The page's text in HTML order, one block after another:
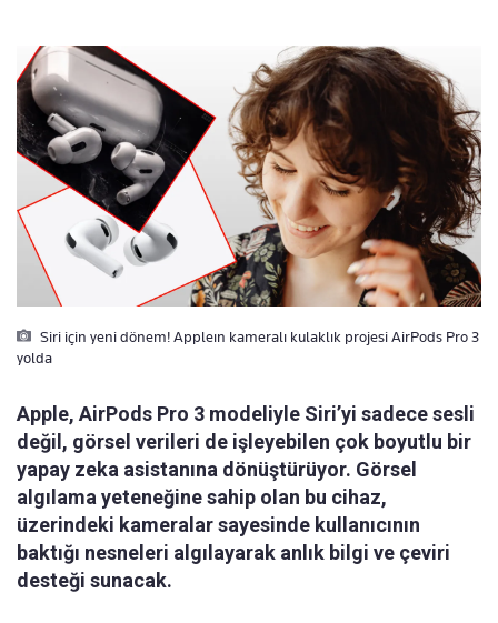
Siri için yeni dönem! Appleın kameralı kulaklık projesi AirPods Pro 3
yolda
Apple, AirPods Pro 3 modeliyle Siri’yi sadece sesli
değil, görsel verileri de işleyebilen çok boyutlu bir
yapay zeka asistanına dönüştürüyor. Görsel
algılama yeteneğine sahip olan bu cihaz,
üzerindeki kameralar sayesinde kullanıcının
baktığı nesneleri algılayarak anlık bilgi ve çeviri
desteği sunacak.